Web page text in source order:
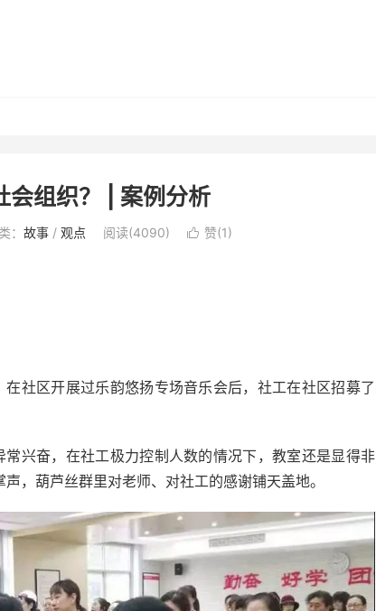
会组织？ | 案例分析
： 故事/ 观点 阅读(4090)  赞(1)
社区开展过乐韵悠扬专场音乐会后，社工在社区招募了
兴奋，在社工极力控制人数的情况下，教室还是显得非
，葫芦丝群里对老师、对社工的感谢铺天盖地。